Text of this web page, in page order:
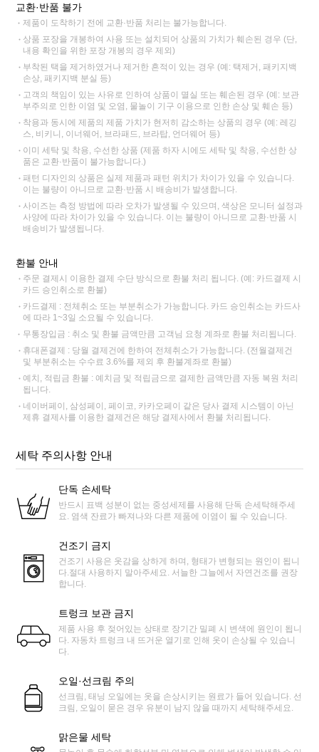
교환·반품 불가
제품이 도착하기 전에 교환·반품 처리는 불가능합니다.
상품 포장을 개봉하여 사용 또는 설치되어 상품의 가치가 훼손된 경우 (단,
내용 확인을 위한 포장 개봉의 경우 제외)
부착된 택을 제거하였거나 제거한 흔적이 있는 경우 (예: 택제거, 패키지백
손상, 패키지백 분실 등)
고객의 책임이 있는 사유로 인하여 상품이 멸실 또는 훼손된 경우 (예: 보관
부주의로 인한 이염 및 오염, 물놀이 기구 이용으로 인한 손상 및 훼손 등)
착용과 동시에 제품의 제품 가치가 현저히 감소하는 상품의 경우 (예: 레깅
스, 비키니, 이너웨어, 브라패드, 브라탑, 언더웨어 등)
이미 세탁 및 착용, 수선한 상품 (제품 하자 시에도 세탁 및 착용, 수선한 상
품은 교환·반품이 불가능합니다.)
패턴 디자인의 상품은 실제 제품과 패턴 위치가 차이가 있을 수 있습니다.
이는 불량이 아니므로 교환·반품 시 배송비가 발생합니다.
사이즈는 측정 방법에 따라 오차가 발생될 수 있으며, 색상은 모니터 설정과
사양에 따라 차이가 있을 수 있습니다. 이는 불량이 아니므로 교환·반품 시
배송비가 발생됩니다.
환불 안내
주문 결제시 이용한 결제 수단 방식으로 환불 처리 됩니다. (예: 카드결제 시
카드 승인취소로 환불)
카드결제 : 전체취소 또는 부분취소가 가능합니다. 카드 승인취소는 카드사
에 따라 1~3일 소요될 수 있습니다.
무통장입금 : 취소 및 환불 금액만큼 고객님 요청 계좌로 환불 처리됩니다.
휴대폰결제 : 당월 결제건에 한하여 전체취소가 가능합니다. (전월결제건
및 부분취소는 수수료 3.6%를 제외 후 환불계좌로 환불)
예치, 적립금 환불 : 예치금 및 적립금으로 결제한 금액만큼 자동 복원 처리
됩니다.
네이버페이, 삼성페이, 페이코, 카카오페이 같은 당사 결제 시스템이 아닌
제휴 결제사를 이용한 결제건은 해당 결제사에서 환불 처리됩니다.
세탁 주의사항 안내
단독 손세탁
반드시 표백 성분이 없는 중성세제를 사용해 단독 손세탁해주세
요. 염색 잔료가 빠져나와 다른 제품에 이염이 될 수 있습니다.
건조기 금지
건조기 사용은 옷감을 상하게 하며, 형태가 변형되는 원인이 됩니
다.절대 사용하지 말아주세요. 서늘한 그늘에서 자연건조를 권장
합니다.
트렁크 보관 금지
제품 사용 후 젖어있는 상태로 장기간 밀폐 시 변색에 원인이 됩니
다. 자동차 트렁크 내 뜨거운 열기로 인해 옷이 손상될 수 있습니
다.
오일·선크림 주의
선크림, 태닝 오일에는 옷을 손상시키는 원료가 들어 있습니다. 선
크림, 오일이 묻은 경우 유분이 남지 않을 때까지 세탁해주세요.
맑은물 세탁